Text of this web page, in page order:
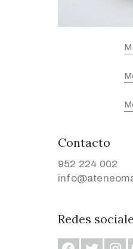
Contacto
952 224 002
Redes